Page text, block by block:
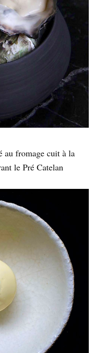
au fromage cuit à la
le Pré Catelan